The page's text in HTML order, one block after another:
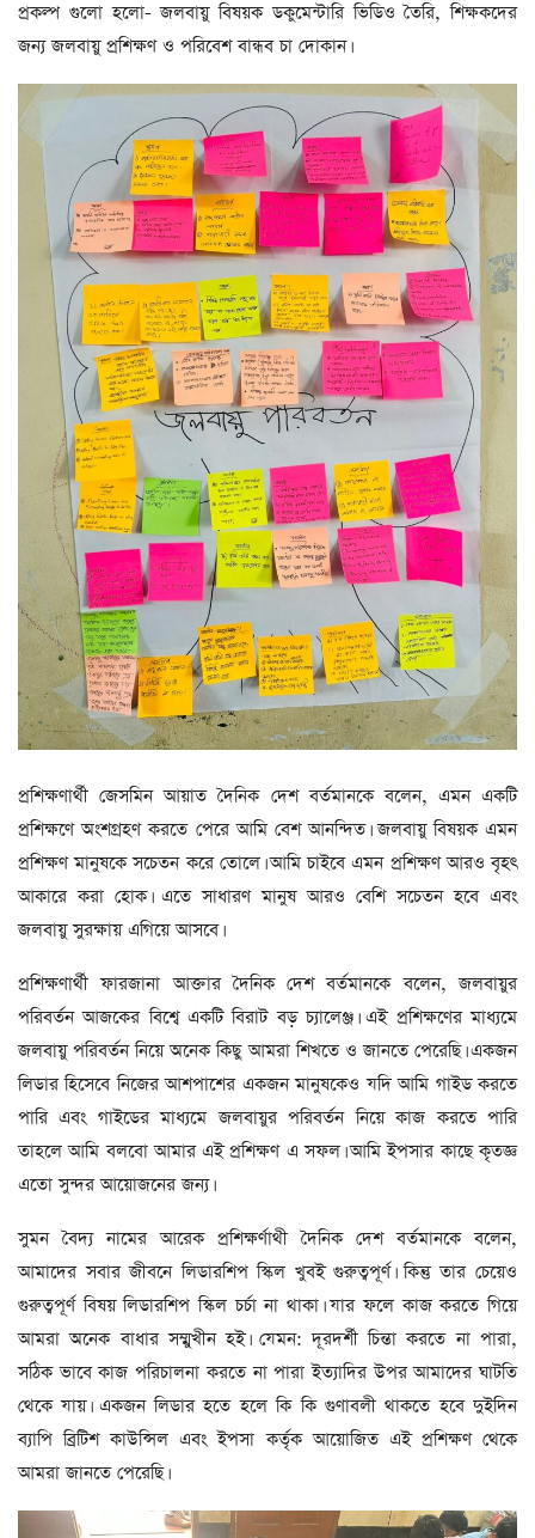
প্রকল্প গুলো হলো- জলবায়ু বিষয়ক ডকুমেন্টারি ভিডিও তৈরি, শিক্ষকদের
জন্য জলবায়ু প্রশিক্ষণ ও পরিবেশ বান্ধব চা দোকান।
প্রশিক্ষণার্থী জেসমিন আয়াত দৈনিক দেশ বর্তমানকে বলেন, এমন একটি
প্রশিক্ষণে অংশগ্রহণ করতে পেরে আমি বেশ আনন্দিত। জলবায়ু বিষয়ক এমন
প্রশিক্ষণ মানুষকে সচেতন করে তোলে। আমি চাইবে এমন প্রশিক্ষণ আরও বৃহৎ
আকারে করা হোক। এতে সাধারণ মানুষ আরও বেশি সচেতন হবে এবং
জলবায়ু সুরক্ষায় এগিয়ে আসবে।
প্রশিক্ষণার্থী ফারজানা আক্তার দৈনিক দেশ বর্তমানকে বলেন, জলবায়ুর
পরিবর্তন আজকের বিশ্বে একটি বিরাট বড় চ্যালেঞ্জ। এই প্রশিক্ষণের মাধ্যমে
জলবায়ু পরিবর্তন নিয়ে অনেক কিছু আমরা শিখতে ও জানতে পেরেছি। একজন
লিডার হিসেবে নিজের আশপাশের একজন মানুষকেও যদি আমি গাইড করতে
পারি এবং গাইডের মাধ্যমে জলবায়ুর পরিবর্তন নিয়ে কাজ করতে পারি
তাহলে আমি বলবো আমার এই প্রশিক্ষণ এ সফল। আমি ইপসার কাছে কৃতজ্ঞ
এতো সুন্দর আয়োজনের জন্য।
সুমন বৈদ্য নামের আরেক প্রশিক্ষর্ণাথী দৈনিক দেশ বর্তমানকে বলেন,
আমাদের সবার জীবনে লিডারশিপ স্কিল খুবই গুরুত্বপূর্ণ। কিন্তু তার চেয়েও
গুরুত্বপূর্ণ বিষয় লিডারশিপ স্কিল চর্চা না থাকা। যার ফলে কাজ করতে গিয়ে
আমরা অনেক বাধার সম্মুখীন হই। যেমন: দূরদর্শী চিন্তা করতে না পারা,
সঠিক ভাবে কাজ পরিচালনা করতে না পারা ইত্যাদির উপর আমাদের ঘাটতি
থেকে যায়। একজন লিডার হতে হলে কি কি গুণাবলী থাকতে হবে দুইদিন
ব্যাপি ব্রিটিশ কাউন্সিল এবং ইপসা কর্তৃক আয়োজিত এই প্রশিক্ষণ থেকে
আমরা জানতে পেরেছি।